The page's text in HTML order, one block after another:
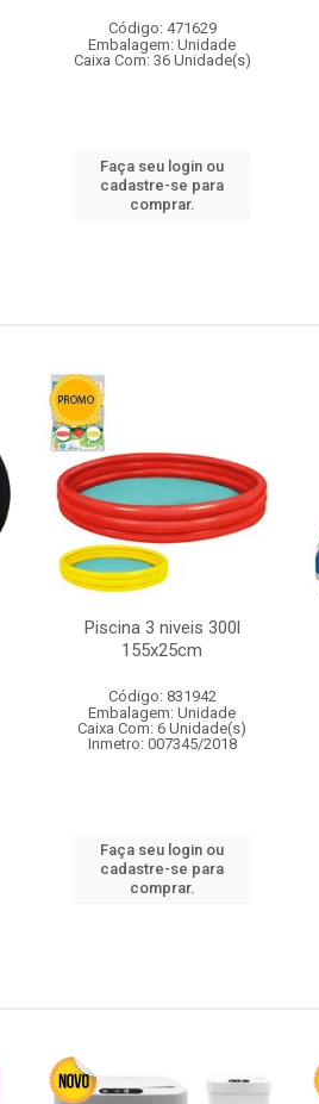
Código: 471629
Embalagem: Unidade
Caixa Com: 36 Unidade(s)
Faça seu login ou
cadastre-se para
comprar.
Piscina 3 niveis 300l
155x25cm
Código: 831942
Embalagem: Unidade
Caixa Com: 6 Unidade(s)
Inmetro: 007345/2018
Faça seu login ou
cadastre-se para
comprar.